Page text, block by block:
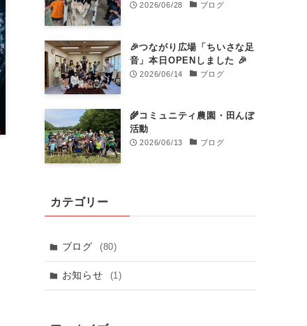
2026/06/28 ブログ
🎉つながり広場「ちいさな足
音」本日OPENしました 🎉
2026/06/14 ブログ
🌾コミュニティ農園・田んぼ
活動
2026/06/13 ブログ
カテゴリー
ブログ (80)
お知らせ (1)